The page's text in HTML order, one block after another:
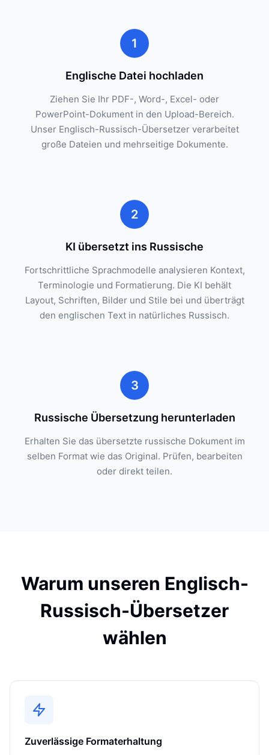
1
Englische Datei hochladen
Ziehen Sie Ihr PDF-, Word-, Excel- oder
PowerPoint-Dokument in den Upload-Bereich.
Unser Englisch-Russisch-Übersetzer verarbeitet
große Dateien und mehrseitige Dokumente.
2
KI übersetzt ins Russische
Fortschrittliche Sprachmodelle analysieren Kontext,
Terminologie und Formatierung. Die KI behält
Layout, Schriften, Bilder und Stile bei und überträgt
den englischen Text in natürliches Russisch.
3
Russische Übersetzung herunterladen
Erhalten Sie das übersetzte russische Dokument im
selben Format wie das Original. Prüfen, bearbeiten
oder direkt teilen.
Warum unseren Englisch-
Russisch-Übersetzer
wählen
Zuverlässige Formaterhaltung